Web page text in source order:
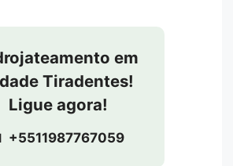
em
Tiradentes!
Ligue agora!
+5511987767059